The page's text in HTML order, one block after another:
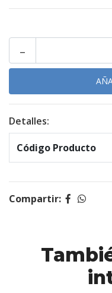
-
Detalles:
Código Producto
Compartir: